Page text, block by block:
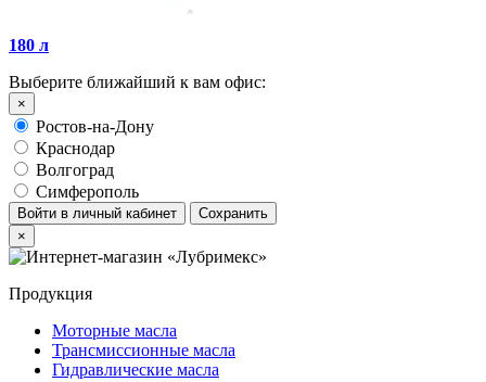
180 л
Выберите ближайший к вам офис:
×
Ростов-на-Дону
Краснодар
Волгоград
Симферополь
Войти в личный кабинет
Сохранить
×
Продукция
Моторные масла
Трансмиссионные масла
Гидравлические масла